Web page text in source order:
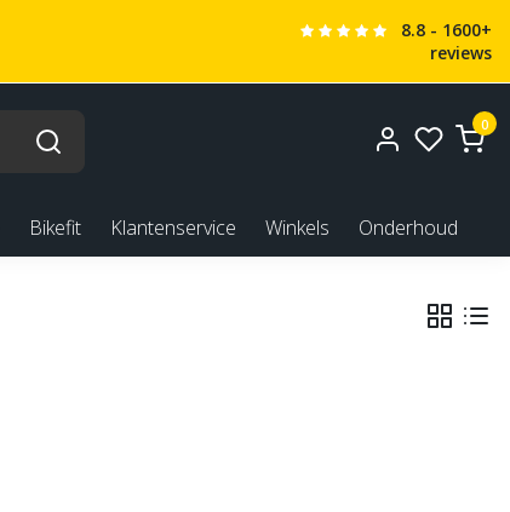
8.8 - 1600+
reviews
0
Bikefit Klantenservice Winkels Onderhoud